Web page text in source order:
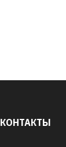
КОНТАКТЫ